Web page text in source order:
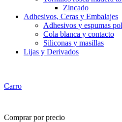
Zincado
Adhesivos, Ceras y Embalajes
Adhesivos y espumas
Cola blanca y contacto
Siliconas y masillas
Lijas y Derivados
Carro
Comprar por precio